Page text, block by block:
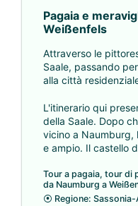
Pagaia e
Weißenfels
Attraverso le
Saale, passando
alla città
L'itinerario qui
della Saale. Dopo
vicino a Naumburg,
e ampio. Il castello
Tour a pagaia, tour di
da Naumburg a
⦿ Regione: